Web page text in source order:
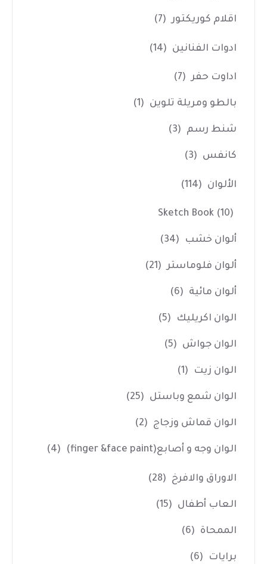
اقلام كوريكتور (7)
ادوات الفنانين (14)
اداوت حفر (7)
بالطو ومريلة تلوين (1)
شنط رسم (3)
كانفس (3)
الألوان (114)
Sketch Book (10)
ألوان خشب (34)
ألوان فلوماستر (21)
ألوان مائية (6)
الوان اكريليك (5)
الوان جواش (5)
الوان زيت (1)
الوان شمع وباستل (25)
الوان قماش وزجاج (2)
الوان وجه و أصابع(finger &face paint) (4)
الاوراق والافرخ (28)
العاب أطفال (15)
الممحاة (6)
برايات (6)